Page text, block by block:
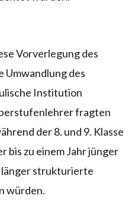
Vorverlegung des
Umwandlung des
Institution
fragten
der 8. und 9. Klasse
bis zu einem Jahr jünger
länger strukturierte
würden.